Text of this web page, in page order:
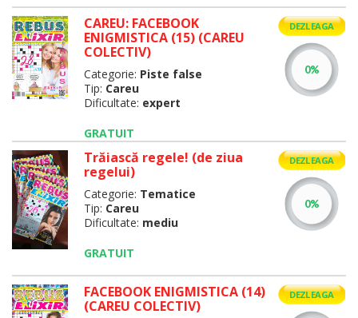
CAREU: FACEBOOK
ENIGMISTICA (15) (CAREU
COLECTIV)
Categorie: Piste false
Tip: Careu
Dificultate: expert
GRATUIT
DEZLEAGA
Trăiască regele! (de ziua
regelui)
Categorie: Tematice
Tip: Careu
Dificultate: mediu
GRATUIT
DEZLEAGA
FACEBOOK ENIGMISTICA (14)
(CAREU COLECTIV)
DEZLEAGA